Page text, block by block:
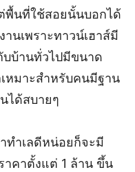
พื้นที่ใช้สอยนั้นบอกได้
นเพราะทาวน์เฮาส์มี
บบ้านทั่วไปมีขนาด
เหมาะสำหรับคนมีฐาน
ได้สบายๆ
ทำเลดีหน่อยก็จะมี
คาตั้งแต่ 1 ล้าน ขึ้น